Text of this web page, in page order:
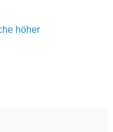
höher